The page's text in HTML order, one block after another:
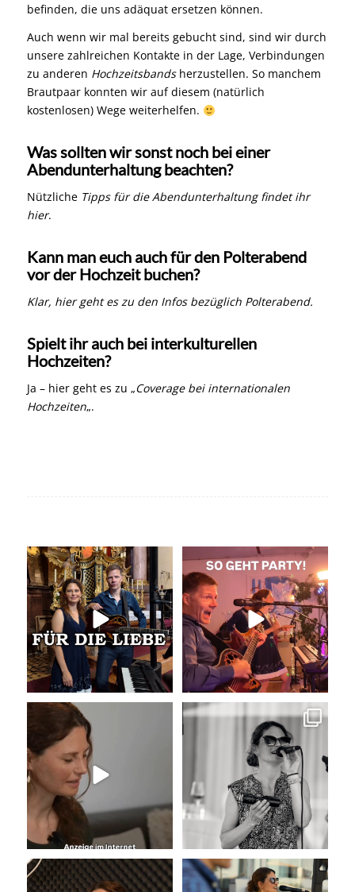
befinden, die uns adäquat ersetzen können.
Auch wenn wir mal bereits gebucht sind, sind wir durch
unsere zahlreichen Kontakte in der Lage, Verbindungen
zu anderen Hochzeitsbandsherzustellen. So manchem
Brautpaar konnten wir auf diesem (natürlich
kostenlosen) Wege weiterhelfen.
Was sollten wir sonst noch bei einer
Abendunterhaltung beachten?
Nützliche Tipps für die Abendunterhaltung findet ihr
hier.
Kann man euch auch für den Polterabend
vor der Hochzeit buchen?
Klar, hier geht es zu den Infos bezüglich Polterabend.
Spielt ihr auch bei interkulturellen
Hochzeiten?
Ja – hier geht es zu „Coverage bei internationalen
Hochzeiten„.
Unser Geheimtipp für die
Trauung
Wir...
19 0
So geht Party!
Was für eine tolle...
32 0
Unser Kennenlernen vor 15
Jahren
Vor 15
33
Sommer, Sonne, Gefühle bei der
Agape!
...
41 0
La Camisa Negra
Musik bei der Agape